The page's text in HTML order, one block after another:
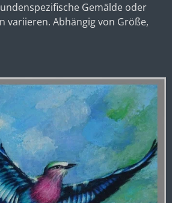
Gemälde oder
variieren. Abhängig von Größe,